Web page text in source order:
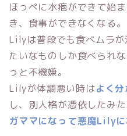
ほっぺに水疱ができて始
き、食事ができなくなる。
Lilyは普段でも食べムラ
たいなものしか食べられ
っと不機嫌。
Lilyが体調悪い時はよく
し、別人格が憑依したみ
ガママになって悪魔Lily